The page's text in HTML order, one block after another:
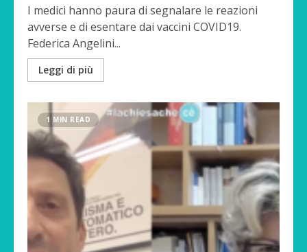
I medici hanno paura di segnalare le reazioni
avverse e di esentare dai vaccini COVID19.
Federica Angelini...
Leggi di più
1 MIN READ